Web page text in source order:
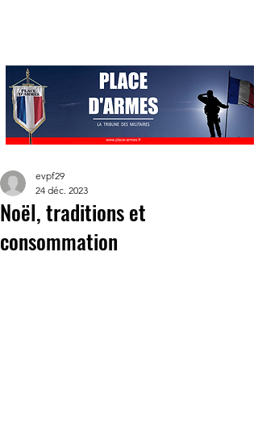
Noël, traditions et
consommation
evpf29
24 déc. 2023